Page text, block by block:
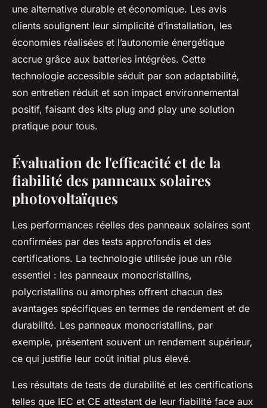
une alternative durable et économique. Les avis
clients soulignent leur simplicité d’installation, les
économies réalisées et l’autonomie énergétique
accrue grâce aux batteries intégrées. Cette
technologie accessible séduit par son adaptabilité,
son entretien réduit et son impact environnemental
positif, faisant des kits plug and play une solution
pratique pour tous.
Évaluation de l'efficacité et de la
fiabilité des panneaux solaires
photovoltaïques
Les performances réelles des panneaux solaires sont
confirmées par des tests approfondis et des
certifications. La technologie utilisée joue un rôle
essentiel : les panneaux monocristallins,
polycristallins ou amorphes offrent chacun des
avantages spécifiques en termes de rendement et de
durabilité. Les panneaux monocristallins, par
exemple, présentent souvent un rendement supérieur,
ce qui justifie leur coût initial plus élevé.
Les résultats de tests de durabilité et les certifications
telles que IEC et CE attestent de leur fiabilité face aux